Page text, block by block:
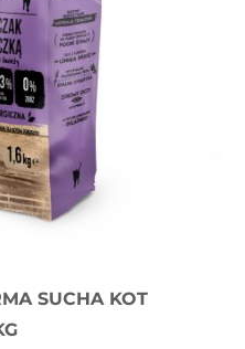
SUCHA KOT